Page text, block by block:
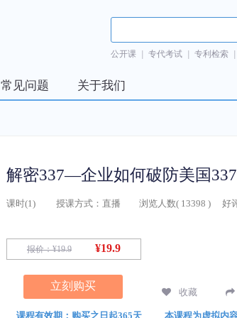
公开课 专代考试 专利检索
常见问题 关于我们
解密337—企业如何破防美国
课时(1) 授课方式： 直播 浏览人数( 13398 ) 好
报价：¥19.9 ¥19.9
立刻购买 收藏
课程有效期：购买之日起365天 本课程为虚拟内